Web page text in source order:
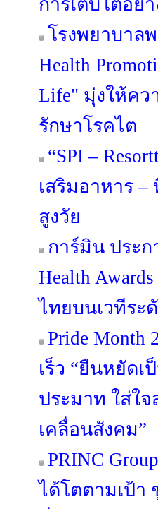
การเติบโตอย่
โรงพยาบาล
Health
Life" มุ่งให้คว
รักษาโรคไต
“SPI –
เสริมอาหาร
สูงวัย
การ์มิน ประก
Health
ไทยบนเวทีระ
Pride Month
เร็ว “ยืนหยัด
ประมาท ใส่ใ
เคลื่อนสังคม”
PRINC
ได้โตตามเป้า